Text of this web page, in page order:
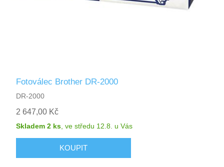
Fotoválec Brother DR-2000
DR-2000
2 647,00 Kč
Skladem 2 ks ,ve středu 12.8. u Vás